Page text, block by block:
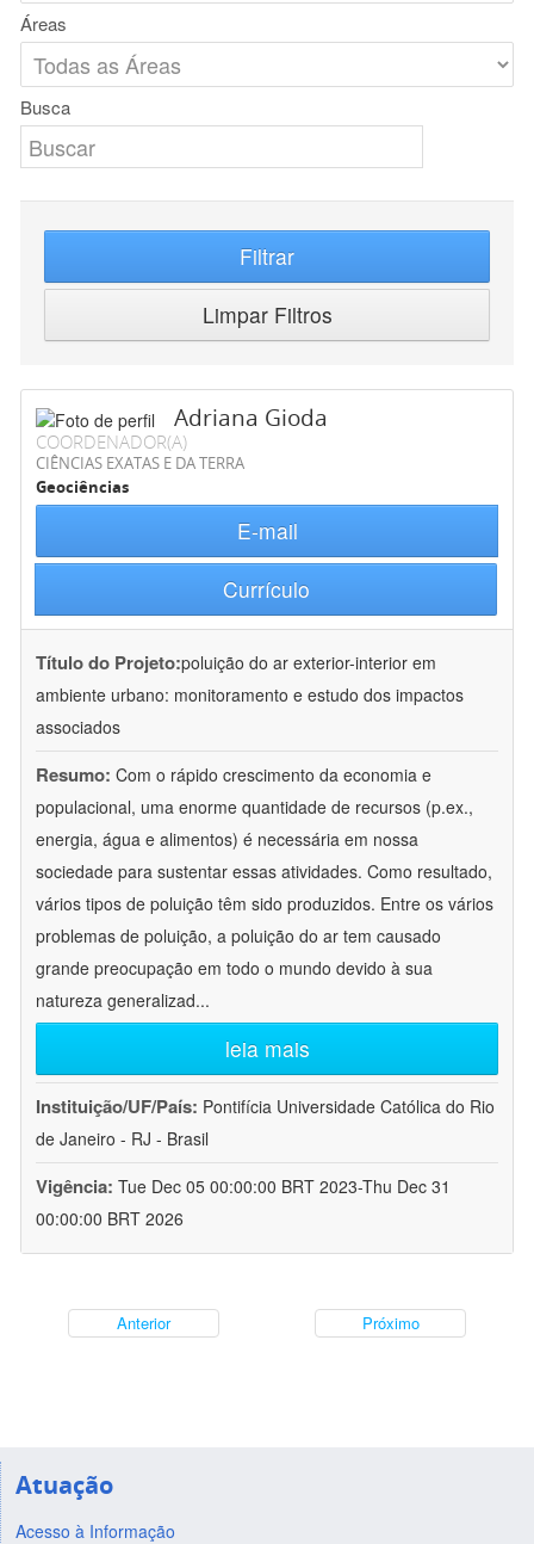
Áreas
Busca
Filtrar
Limpar Filtros
Adriana Gioda
COORDENADOR(A)
CIÊNCIAS EXATAS E DA TERRA
Geociências
E-mail
Currículo
Título do Projeto:poluição do ar exterior-interior em
ambiente urbano: monitoramento e estudo dos impactos
associados
Resumo: Com o rápido crescimento da economia e
populacional, uma enorme quantidade de recursos (p.ex.,
energia, água e alimentos) é necessária em nossa
sociedade para sustentar essas atividades. Como resultado,
vários tipos de poluição têm sido produzidos. Entre os vários
problemas de poluição, a poluição do ar tem causado
grande preocupação em todo o mundo devido à sua
natureza generalizad...
leia mais
Instituição/UF/País: Pontifícia Universidade Católica do Rio
de Janeiro - RJ - Brasil
Vigência: Tue Dec 05 00:00:00 BRT 2023-Thu Dec 31
00:00:00 BRT 2026
Anterior Próximo
Atuação
Acesso à Informação